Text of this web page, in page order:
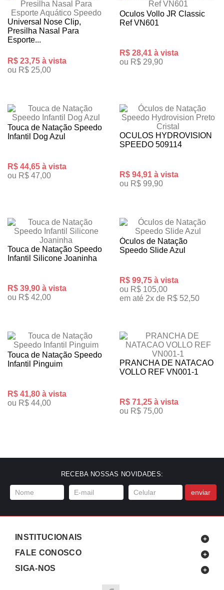
Universal Nose Clip,
Presilha Nasal Para
Esporte...
R$ 23,75 à vista
ou R$ 25,00
Oculos Vollo JR Classic
Ref VN601
R$ 28,41 à vista
ou R$ 29,90
Touca de Natação Speedo
Infantil Dog Azul
R$ 44,65 à vista
ou R$ 47,00
OCULOS HYDROVISION
SPEEDO 509114
R$ 94,91 à vista
ou R$ 99,90
Touca de Natação Speedo
Infantil Silicone Joaninha
R$ 39,90 à vista
ou R$ 42,00
Óculos de Natação
Speedo Slide Azul
R$ 99,75 à vista
ou R$ 105,00
em até 2x de R$ 52,50
Touca de Natação Speedo
Infantil Pinguim
R$ 41,80 à vista
ou R$ 44,00
PRANCHA DE NATACAO
VOLLO REF VN001-1
R$ 71,25 à vista
ou R$ 75,00
RECEBA NOSSAS NOVIDADES:
enviar
INSTITUCIONAIS
FALE CONOSCO
SIGA-NOS